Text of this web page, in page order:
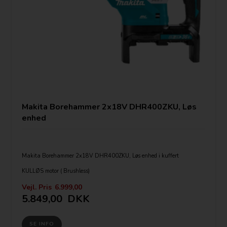
Makita Borehammer 2x18V DHR400ZKU, Løs
enhed
Makita Borehammer 2x18V DHR400ZKU, Løs enhed i kuffert
KULLØS motor ( Brushless)
SDS-MAX værktøjsopsætning.
Med Bluetooth AWS - automatisk start -/stop funktion af støvsuger, ved
sammenkodning med maskinen
Borehammer med Li-Ion teknologi for mere arbejdskapacitet.
Slagstyrke 8,0 J.
Vejl. Pris 6.999,00
5.849,00 DKK
SE INFO